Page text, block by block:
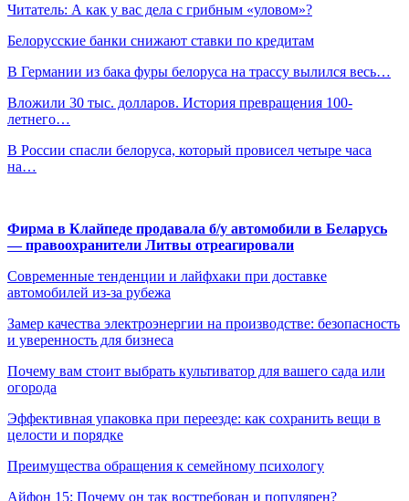
Читатель: А как у вас дела с грибным «уловом»?
Белорусские банки снижают ставки по кредитам
В Германии из бака фуры белоруса на трассу вылился весь…
Вложили 30 тыс. долларов. История превращения 100-
летнего…
В России спасли белоруса, который провисел четыре часа
на…
Фирма в Клайпеде продавала б/у автомобили в Беларусь
— правоохранители Литвы отреагировали
Современные тенденции и лайфхаки при доставке
автомобилей из-за рубежа
Замер качества электроэнергии на производстве: безопасность
и уверенность для бизнеса
Почему вам стоит выбрать культиватор для вашего сада или
огорода
Эффективная упаковка при переезде: как сохранить вещи в
целости и порядке
Преимущества обращения к семейному психологу
Айфон 15: Почему он так востребован и популярен?